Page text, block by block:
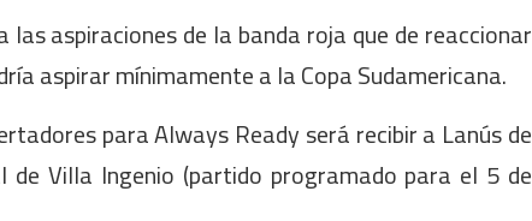
aspiraciones de la banda roja que de reaccionar
aspirar mínimamente a la Copa Sudamericana.
para Always Ready será recibir a Lanús de
de Villa Ingenio (partido programado para el 5 de